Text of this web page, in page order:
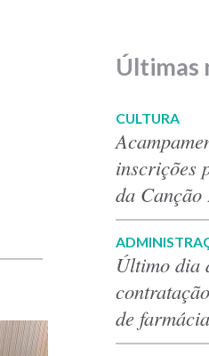
Últimas
CULTURA
inscrições
da Canção
Último dia
de farmácia